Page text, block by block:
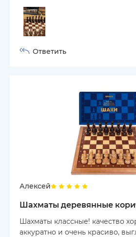
Ответить
Алексей
Шахматы деревянные
Шахматы классные! качество
аккуратно и очень красиво,